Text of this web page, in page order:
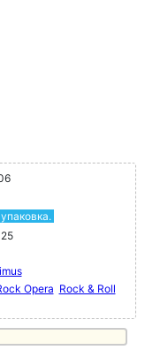
Opera Rock & Roll